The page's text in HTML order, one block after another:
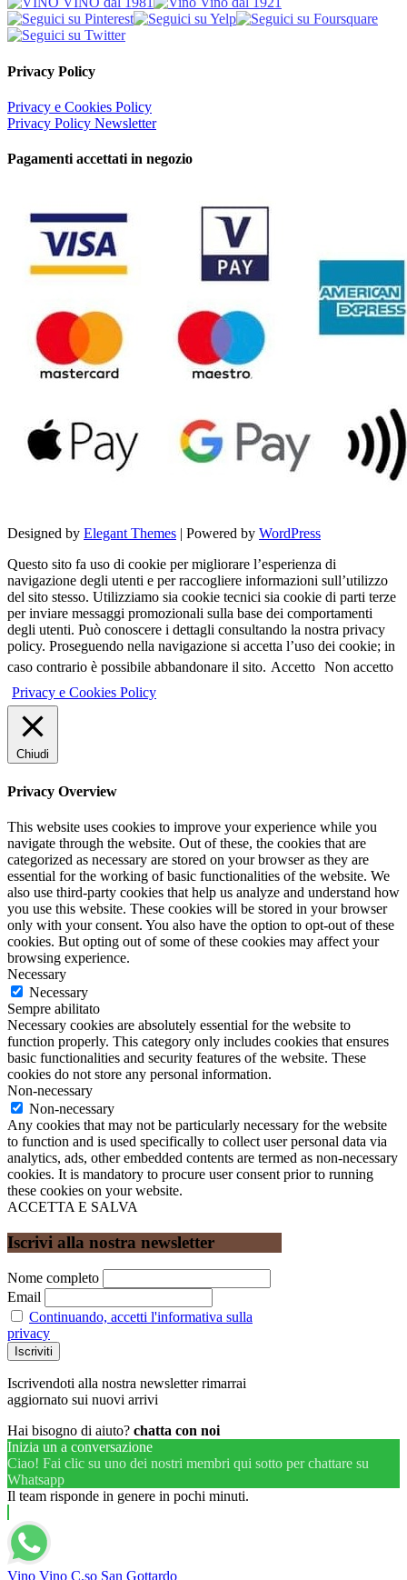
Privacy Policy
Privacy e Cookies Policy
Privacy Policy Newsletter
Pagamenti accettati in negozio
Designed by Elegant Themes | Powered by WordPress
Questo sito fa uso di cookie per migliorare l’esperienza di
navigazione degli utenti e per raccogliere informazioni sull’utilizzo
del sito stesso. Utilizziamo sia cookie tecnici sia cookie di parti terze
per inviare messaggi promozionali sulla base dei comportamenti
degli utenti. Può conoscere i dettagli consultando la nostra privacy
policy. Proseguendo nella navigazione si accetta l’uso dei cookie; in
caso contrario è possibile abbandonare il sito. Accetto Non accetto
Privacy e Cookies Policy
Chiudi
Privacy Overview
This website uses cookies to improve your experience while you
navigate through the website. Out of these, the cookies that are
categorized as necessary are stored on your browser as they are
essential for the working of basic functionalities of the website. We
also use third-party cookies that help us analyze and understand how
you use this website. These cookies will be stored in your browser
only with your consent. You also have the option to opt-out of these
cookies. But opting out of some of these cookies may affect your
browsing experience.
Necessary
Necessary
Sempre abilitato
Necessary cookies are absolutely essential for the website to
function properly. This category only includes cookies that ensures
basic functionalities and security features of the website. These
cookies do not store any personal information.
Non-necessary
Non-necessary
Any cookies that may not be particularly necessary for the website
to function and is used specifically to collect user personal data via
analytics, ads, other embedded contents are termed as non-necessary
cookies. It is mandatory to procure user consent prior to running
these cookies on your website.
ACCETTA E SALVA
Iscrivi alla nostra newsletter
Nome completo
Email
Continuando, accetti l'informativa sulla
privacy
Iscrivendoti alla nostra newsletter rimarrai
aggiornato sui nuovi arrivi
Hai bisogno di aiuto? chatta con noi
Inizia un a conversazione
Ciao! Fai clic su uno dei nostri membri qui sotto per chattare su
Whatsapp
Il team risponde in genere in pochi minuti.
Vino Vino C.so San Gottardo